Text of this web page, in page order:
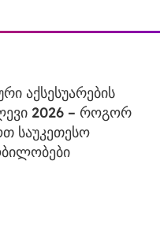
აქსესუარების
2026 – როგორ
საუკეთესო